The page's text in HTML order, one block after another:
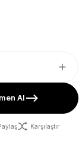
Al
Karşılaştır